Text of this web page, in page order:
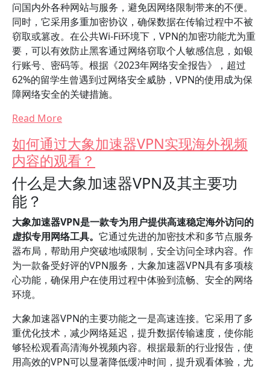
问国内外各种网站与服务，避免因网络限制带来的不便。
同时，它采用多重加密协议，确保数据在传输过程中不被
窃取或篡改。在公共Wi-Fi环境下，VPN的加密功能尤为重
要，可以有效防止黑客通过网络窃取个人敏感信息，如银
行账号、密码等。根据《2023年网络安全报告》，超过
62%的留学生曾遇到过网络安全威胁，VPN的使用成为保
障网络安全的关键措施。
Read More
如何通过大象加速器VPN实现海外视频
内容的观看？
什么是大象加速器VPN及其主要功
能？
大象加速器VPN是一款专为用户提供高速稳定海外访问的
虚拟专用网络工具。 它通过先进的加密技术和多节点服务
器布局，帮助用户突破地域限制，安全访问全球内容。作
为一款备受好评的VPN服务，大象加速器VPN具有多项核
心功能，确保用户在使用过程中体验到流畅、安全的网络
环境。
大象加速器VPN的主要功能之一是高速连接。它采用了多
重优化技术，减少网络延迟，提升数据传输速度，使你能
够轻松观看高清海外视频内容。根据最新的行业报告，使
用高效的VPN可以显著降低缓冲时间，提升观看体验，尤